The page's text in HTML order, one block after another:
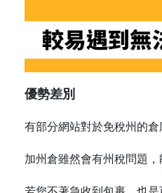
優勢差別
有部分網站對於免稅州的
加州倉雖然會有州稅問題